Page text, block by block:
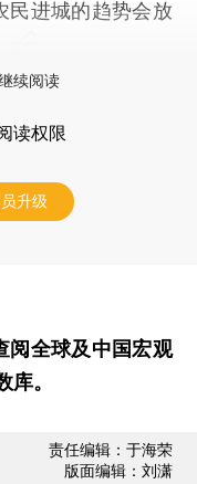
民进城的趋势会放
续阅读
读权限
升级
阅全球及中国宏观
。
责任编辑：于海荣
版面编辑：刘潇